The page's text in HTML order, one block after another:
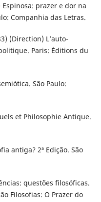
Espinosa: prazer e dor na
Companhia das Letras.
(Direction) L’auto-
Paris: Éditions du
São Paulo:
et Philosophie Antique.
antiga? 2ª Edição. São
questões filosóficas.
Filosofias: O Prazer do